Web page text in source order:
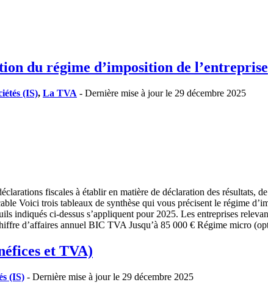
du régime d’imposition de l’entreprise
(IS), La TVA - Dernière mise à jour le 29 décembre 2025
fiscales à établir en matière de déclaration des
Voici trois tableaux de synthèse qui vous précisent le régime
indiqués ci-dessus s’appliquent pour 2025. Les entreprises
d’affaires annuel BIC TVA Jusqu’à 85 000 € Régime micro
et TVA)
(IS) - Dernière mise à jour le 29 décembre 2025